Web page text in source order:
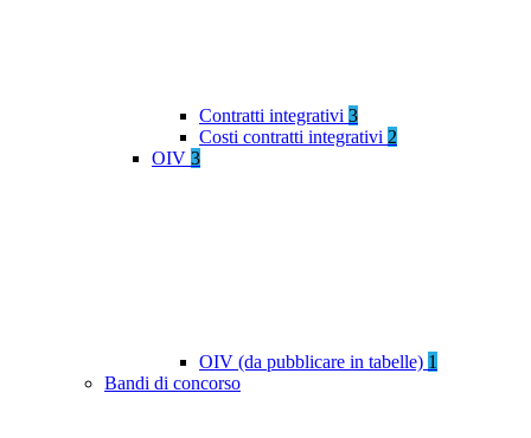
Contratti integrativi 3
Costi contratti integrativi 2
OIV 3
OIV (da pubblicare in tabelle) 1
Bandi di concorso